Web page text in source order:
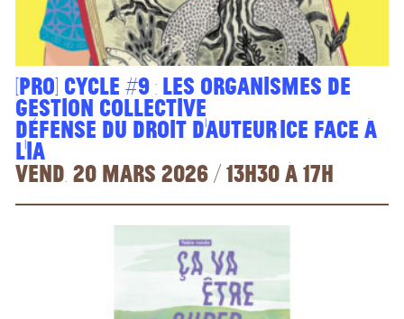
[PRO] Cycle #9 : Les Organismes de
Gestion Collective
défense du droit d'auteur·ice face à
l'IA
vend. 20 mars 2026 / 13h30 à 17h